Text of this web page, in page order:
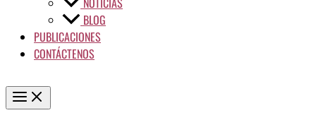
BLOG
PUBLICACIONES
CONTÁCTENOS